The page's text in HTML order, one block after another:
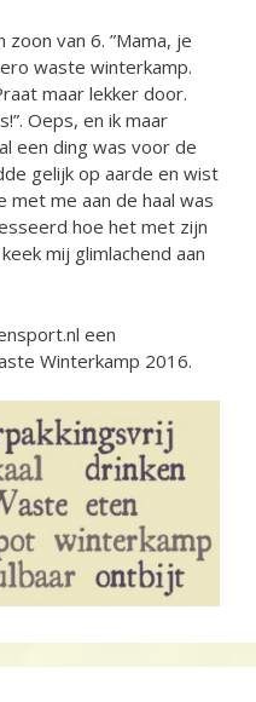
van 6. ”Mama, je
waste winterkamp.
maar lekker door.
Oeps, en ik maar
een ding was voor de
gelijk op aarde en wist
met me aan de haal was
hoe het met zijn
mij glimlachend aan
een
Winterkamp 2016.